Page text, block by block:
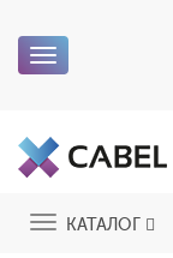
Toggle
ToggleКАТАЛОГ